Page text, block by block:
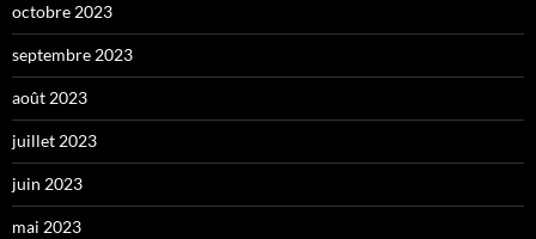
octobre 2023
septembre 2023
août 2023
juillet 2023
juin 2023
mai 2023